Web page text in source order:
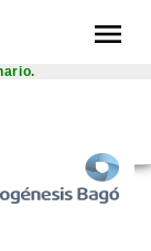
menu
junio 2016